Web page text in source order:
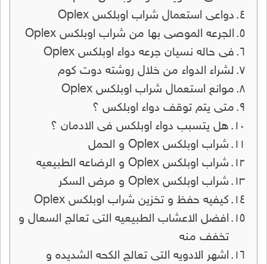
دواعى استعمال شراب اوبلكس Oplex
الجرعه الموصى بها من شراب اوبلكس Oplex
فى حاله نسيان جرعه دواء اوبلكس Oplex
لشراء الدواء من خلال روشته دوت كوم
موانع استعمال شراب اوبلكس Oplex
متى يتم توقف دواء اوبلكس ؟
هل يتسبب دواء اوبلكس فى الادمان ؟
شراب اوبلكس Oplex و الحمل
شراب اوبلكس Oplex و الرضاعه الطبيعيه
شراب اوبلكس Oplex و مرض السكر
كيفيه حفظ و تخزين شراب اوبلكس Oplex
افضل الاعشاب الطبيعيه التى تعالج السعال و
تخفف منه
اشهر الادويه التى تعالج الكحه الشديده و